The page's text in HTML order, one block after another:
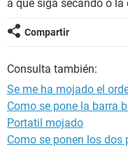
a que siga secando o
Compartir
Consulta también:
Se me ha mojado el
Como se pone la barra
Portatil mojado
Como se ponen los dos